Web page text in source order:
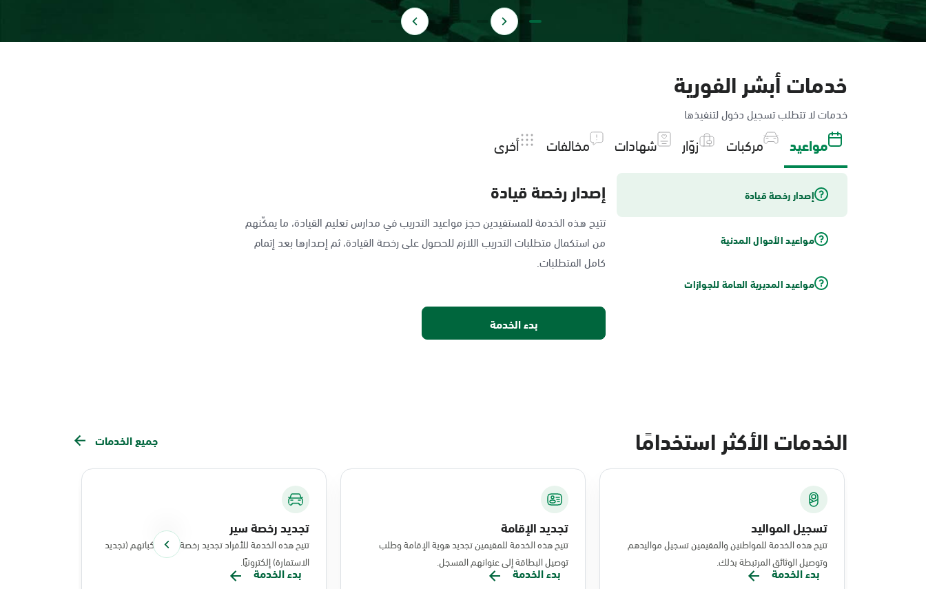
خدمات أبشر الفورية
خدمات لا تتطلب تسجيل دخول لتنفيذها
مواعيد مركبات زوّار شهادات مخالفات أخرى
إصدار رخصة قيادة
مواعيد الأحوال المدنية
مواعيد المديرية العامة للجوازات
إصدار رخصة قيادة
تتيح هذه الخدمة للمستفيدين حجز مواعيد التدريب في مدارس تعليم القيادة، ما يمكّنهم
من استكمال متطلبات التدريب اللازم للحصول على رخصة القيادة، ثم إصدارها بعد إتمام
كامل المتطلبات.
بدء الخدمة
الخدمات الأكثر استخدامًا جميع الخدمات
تسجيل المواليد
تتيح هذه الخدمة للمواطنين والمقيمين تسجيل مواليدهم
وتوصيل الوثائق المرتبطة بذلك.
بدء الخدمة
تجديد الإقامة
تتيح هذه الخدمة للمقيمين تجديد هوية الإقامة وطلب
توصيل البطاقة إلى عنوانهم المسجل.
بدء الخدمة
تجديد رخصة سير
تتيح هذه الخدمة للأفراد تجديد رخصة سير مركباتهم (تجديد
الاستمارة) إلكترونيًا.
بدء الخدمة